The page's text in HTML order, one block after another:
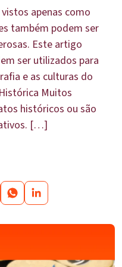
apenas como
também podem ser
Este artigo
ser utilizados para
e as culturas do
Muitos
históricos ou são
[…]